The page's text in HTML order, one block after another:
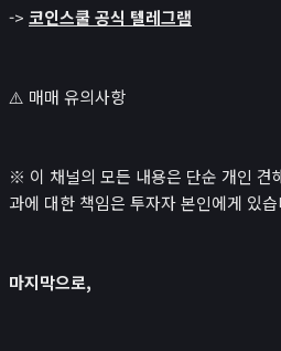
-> 코인스쿨 공식 텔레그램
⚠️ 매매 유의사항
※ 이 채널의 모든 내용은 단순 개인 견
과에 대한 책임은 투자자 본인에게 있
마지막으로,